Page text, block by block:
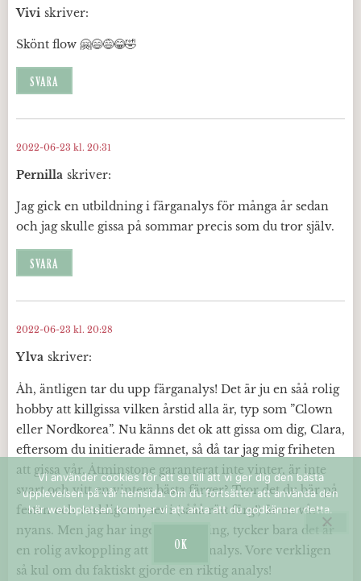
Vivi skriver:
Skönt flow 🤗😄😅😂🤣
SVARA
Pernilla skriver:
2022-06-23 kl. 20:31
Jag gick en utbildning i färganalys för många år sedan
och jag skulle gissa på sommar precis som du tror själv.
SVARA
Ylva skriver:
2022-06-23 kl. 20:28
Åh, äntligen tar du upp färganalys! Det är ju en såå rolig
hobby att killgissa vilken årstid alla är, typ som ”Clown
eller Nordkorea”. Nu känns det ok att gissa om dig, Clara,
eftersom du initierade ämnet, så då tar jag mig friheten
att gissa vår. Åtminstone garanterat inte vinter, är inte
svart och vitt en vinters bästa färger? Tror det du bär på
festen och verkligen lyser i (sååå rätt färg!) är en vår-
nyans. Men jag har ingen utbildning, tycker bara det är
en rolig avkoppling att leka färganalys. Vore verkligen
så kul om du faktiskt gjorde en riktig analys!
Vi använder cookies för att se till att vi ger dig den bästa
upplevelsen på vår hemsida. Om du fortsätter att använda den
här webbplatsen kommer vi att anta att du godkänner detta.
OK